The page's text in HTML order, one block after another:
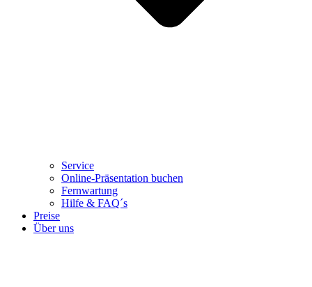
Service
Online-Präsentation buchen
Fernwartung
Hilfe & FAQ´s
Preise
Über uns